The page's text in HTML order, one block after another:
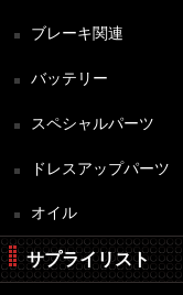
ブレーキ関連
バッテリー
スペシャルパーツ
ドレスアップパーツ
オイル
サプライリスト